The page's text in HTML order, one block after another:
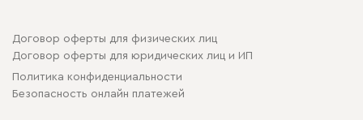
Договор оферты для физических лиц
Договор оферты для юридических лиц и ИП
Политика конфиденциальности
Безопасность онлайн платежей